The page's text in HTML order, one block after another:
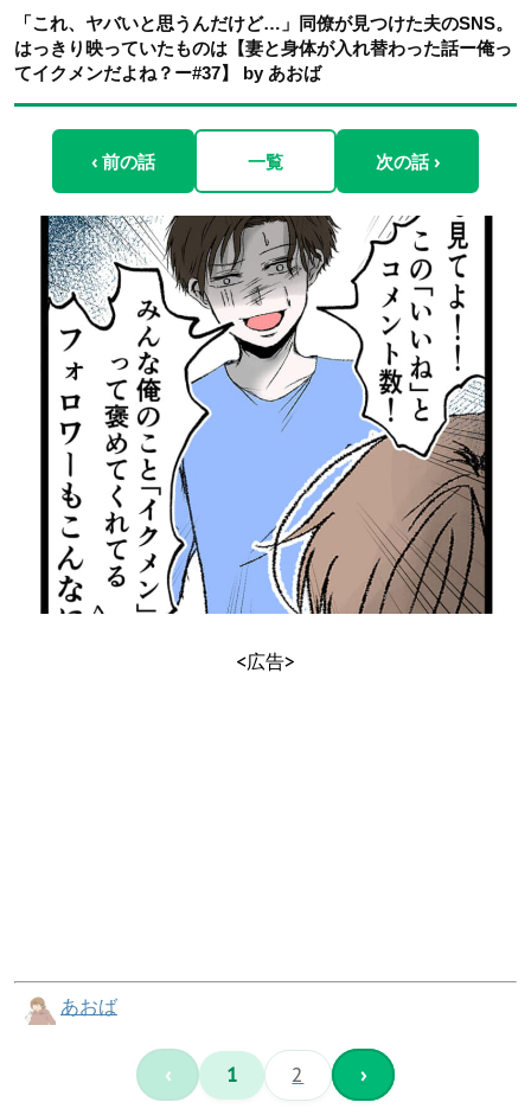
「これ、ヤバいと思うんだけど…」同僚が見つけた夫のSNS。
はっきり映っていたものは【妻と身体が入れ替わった話ー俺っ
てイクメンだよね？ー#37】 by あおば
‹ 前の話 一覧 次の話 ›
<広告>
あおば
‹ 1 2 ›